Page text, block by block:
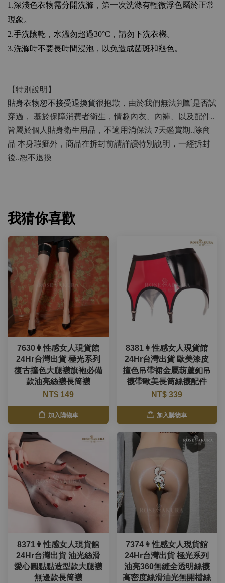
1.深淺色衣物需分開洗滌，第一次洗滌有輕微浮色屬於正常
現象。
2.手洗陰乾，水溫勿超過30°C ，請勿下洗衣機。
3.洗滌時不要長時間浸泡，以免造成菌斑和褪色。
【特別說明】
貼身衣物恕不接受退換貨很抱歉，由於我們無法判斷是否試
穿過，
基於保障消費者衛生，情趣內衣、內褲、以及配件..
皆屬於個人貼身衛生用品，不適用消保法 7天鑑賞期..除商
品 本身瑕疵外，商品在拆封前請詳讀特別說明，一經拆封
後..恕不退換
我猜你喜歡
7630👩性感女人現貨館
24Hr台灣出貨 極光系列
復古撞色大腿襪旗袍必備
款油亮絲襪長筒襪
NT$ 149
加入購物車
8381👩性感女人現貨館
24Hr台灣出貨 歐美漆皮
撞色吊帶裙金屬葫蘆釦吊
襪帶歐美長筒絲襪配件
NT$ 339
加入購物車
8371👩性感女人現貨館
24Hr台灣出貨 油光絲滑
愛心圓點點造型款大腿襪
無邊款長筒襪
7374👩性感女人現貨館
24Hr台灣出貨 極光系列
油亮360無縫全透明絲襪
高密度絲滑油光無開檔絲